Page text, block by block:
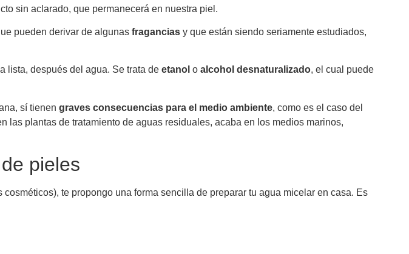
sin aclarado, que permanecerá en nuestra piel.
pueden derivar de algunas fragancias y que están siendo seriamente estudiados,
lista, después del agua. Se trata de etanol o alcohol desnaturalizado, el cual puede
sí tienen graves consecuencias para el medio ambiente, como es el caso del
las plantas de tratamiento de aguas residuales, acaba en los medios marinos,
pieles
te propongo una forma sencilla de preparar tu agua micelar en casa. Es